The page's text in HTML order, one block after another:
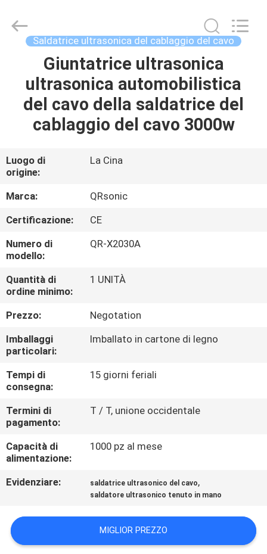
PRODOTTI
SIAMO
VISITA
ALLA
FABBRICA
CONTROLLO
DELLA
QUALITÀ
CONTATTACI
NOTIZIE
CASI
PREVENTIVO
MAPPA
DEL
Automation
Equipment
Saldatrice ultrasonica del cablaggio del cavo
Giuntatrice ultrasonica
ultrasonica automobilistica
del cavo della saldatrice del
cablaggio del cavo 3000w
Luogo di
origine:
La Cina
Marca:
QRsonic
Certificazione:
CE
Numero di
modello:
QR-X2030A
Quantità di
ordine minimo:
1 UNITÀ
Prezzo:
Negotation
Imballaggi
particolari:
Imballato in cartone di legno
Tempi di
consegna:
15 giorni feriali
Termini di
pagamento:
T / T, unione occidentale
Capacità di
alimentazione:
1000 pz al mese
Evidenziare: saldatrice ultrasonico del cavo,
saldatore ultrasonico tenuto in mano
MIGLIOR PREZZO